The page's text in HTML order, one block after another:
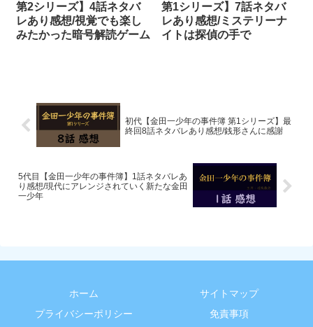
第2シリーズ】4話ネタバ
レあり感想/視覚でも楽し
みたかった暗号解読ゲーム
第1シリーズ】7話ネタバ
レあり感想/ミステリーナ
イトは探偵の手で
初代【金田一少年の事件簿 第1シリーズ】最
終回8話ネタバレあり感想/銭形さんに感謝
5代目【金田一少年の事件簿】1話ネタバレあ
り感想/現代にアレンジされていく新たな金田
一少年
ホーム
サイトマップ
プライバシーポリシー
免責事項